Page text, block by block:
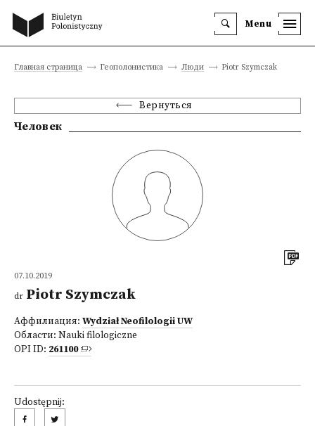
Menu
Главная страница Геополонистика Люди Piotr Szymczak
Вернуться
Человек
07.10.2019
dr Piotr Szymczak
Аффилиация: Wydział Neofilologii UW
Области: Nauki filologiczne
OPI ID: 261100
Udostępnij: